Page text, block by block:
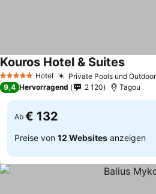
5 Sterne Hotel Private Pools und
Kouros Hotel & SuitesPreise
9,4 Hervorragend 2 120 Tagou
Ab € 132
Preise von 12 Websites anzeigen